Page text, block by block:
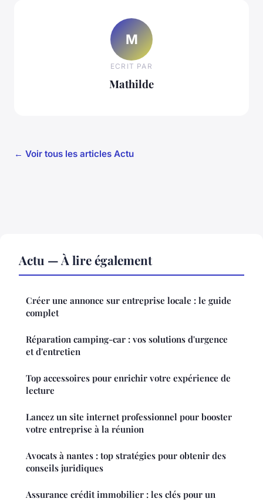
M
ECRIT PAR
Mathilde
← Voir tous les articles Actu
Actu — À lire également
Créer une annonce sur entreprise locale : le guide
complet
Réparation camping-car : vos solutions d'urgence
et d'entretien
Top accessoires pour enrichir votre expérience de
lecture
Lancez un site internet professionnel pour booster
votre entreprise à la réunion
Avocats à nantes : top stratégies pour obtenir des
conseils juridiques
Assurance crédit immobilier : les clés pour un